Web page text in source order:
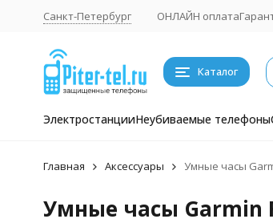
Санкт-Петербург ОНЛАЙН оплата
Каталог
ЭлектростанцииНеубиваемые телефоны
Главная Аксессуары Умные часы
Умные часы Garmin